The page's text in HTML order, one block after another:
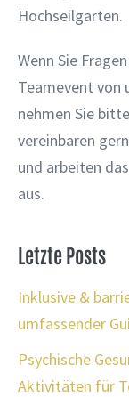
Hochseilgarten.
Wenn Sie
Teamevent von
nehmen Sie
vereinbaren
und arbeiten
aus.
Letzte Posts
Inklusive &
umfassender
Psychische
Aktivitäten für